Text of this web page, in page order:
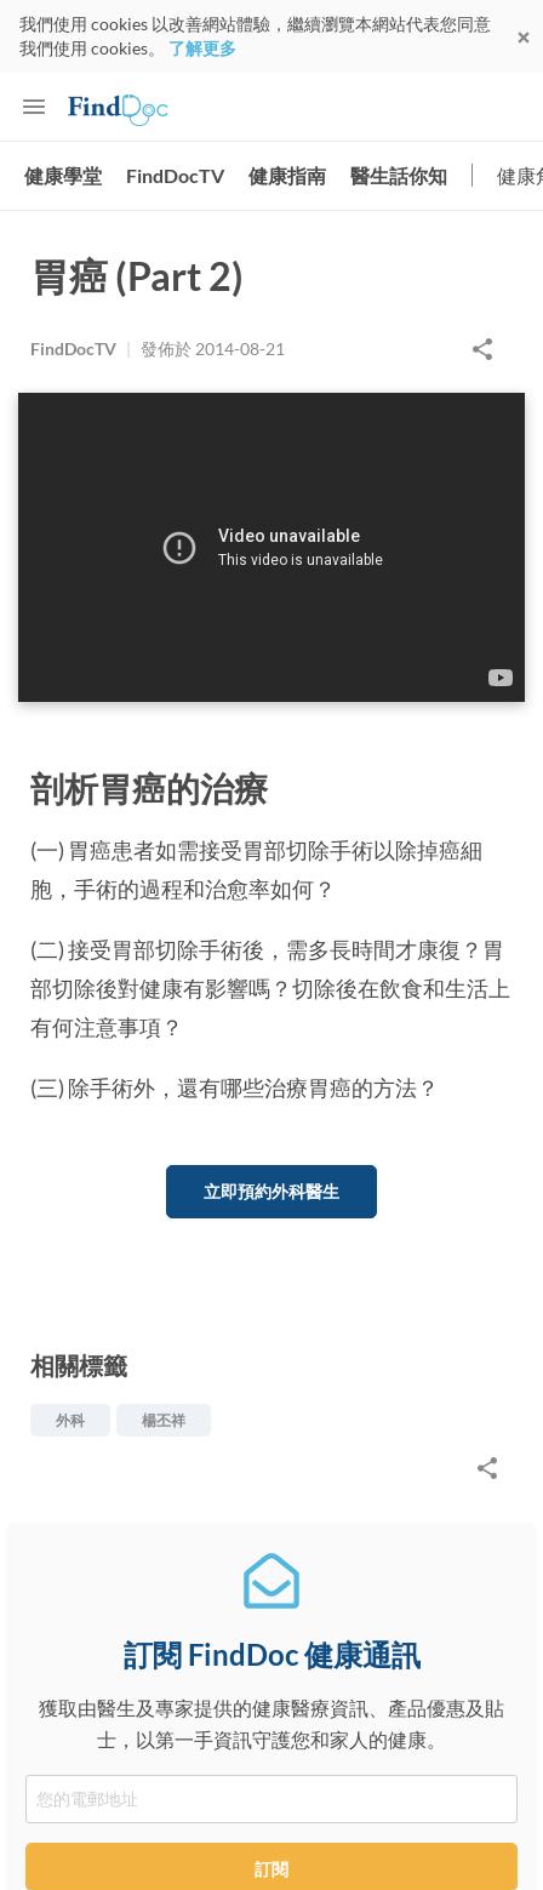
我們使用 cookies 以改善網站體驗，繼續瀏覽本網站代表您同意
我們使用 cookies。 了解更多
健康學堂 FindDocTV 健康指南 醫生話你知 健康
胃癌 (Part 2)
FindDocTV | 發佈於 2014-08-21
剖析胃癌的治療
(一) 胃癌患者如需接受胃部切除手術以除掉癌細
胞，手術的過程和治愈率如何？
(二) 接受胃部切除手術後，需多長時間才康復？胃
部切除後對健康有影響嗎？切除後在飲食和生活上
有何注意事項？
(三) 除手術外，還有哪些治療胃癌的方法？
立即預約外科醫生
相關標籤
外科 楊丕祥
訂閱 FindDoc 健康通訊
獲取由醫生及專家提供的健康醫療資訊、產品優惠及貼
士，以第一手資訊守護您和家人的健康。
Email
訂閱